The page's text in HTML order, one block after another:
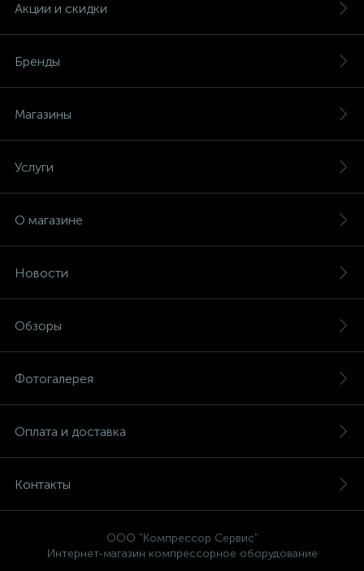
Акции и скидки
Бренды
Магазины
Услуги
О магазине
Новости
Обзоры
Фотогалерея
Оплата и доставка
Контакты
ООО "Компрессор Сервис"
Интернет-магазин компрессорное оборудование